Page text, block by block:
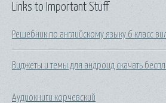
Links to Important Stuff
Решебник по английскому языку 6 класс
Виджеты и темы для андроид скачать
Аудиокниги корчевский